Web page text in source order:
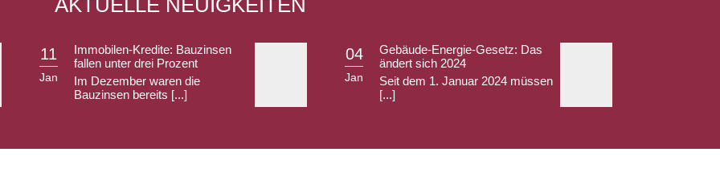
AKTUELLE NEUIGKEITEN
11
Jan
Immobilen-Kredite: Bauzinsen
fallen unter drei Prozent
Im Dezember waren die
Bauzinsen bereits [...]
04
Jan
Gebäude-Energie-Gesetz: Das
ändert sich 2024
Seit dem 1. Januar 2024 müssen
[...]